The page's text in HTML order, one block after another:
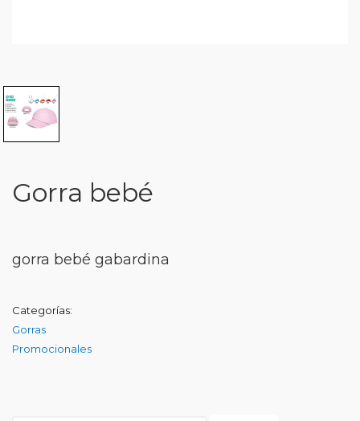
Gorra bebé
gorra bebé gabardina
Categorías:
Gorras
Promocionales